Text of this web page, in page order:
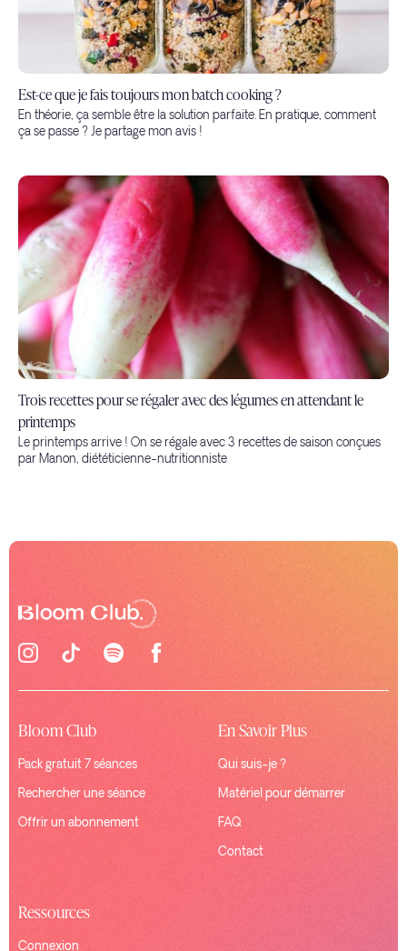
Est-ce que je fais toujours mon batch cooking ?
En théorie, ça semble être la solution parfaite. En pratique, comment
ça se passe ? Je partage mon avis !
Trois recettes pour se régaler avec des légumes en attendant le
printemps
Le printemps arrive ! On se régale avec 3 recettes de saison conçues
par Manon, diététicienne-nutritionniste
Bloom Club
Pack gratuit 7 séances
Rechercher une séance
Offrir un abonnement
En Savoir Plus
Qui suis-je ?
Matériel pour démarrer
FAQ
Contact
Ressources
Connexion